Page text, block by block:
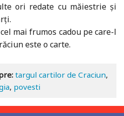
ori redate cu măiestrie și
mai frumos cadou pe care-l
este o carte.
targul cartilor de Craciun,
, povesti